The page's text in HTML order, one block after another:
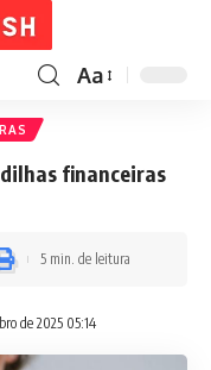
Aa
financeiras
de 2025 05:14
5 min. de leitura